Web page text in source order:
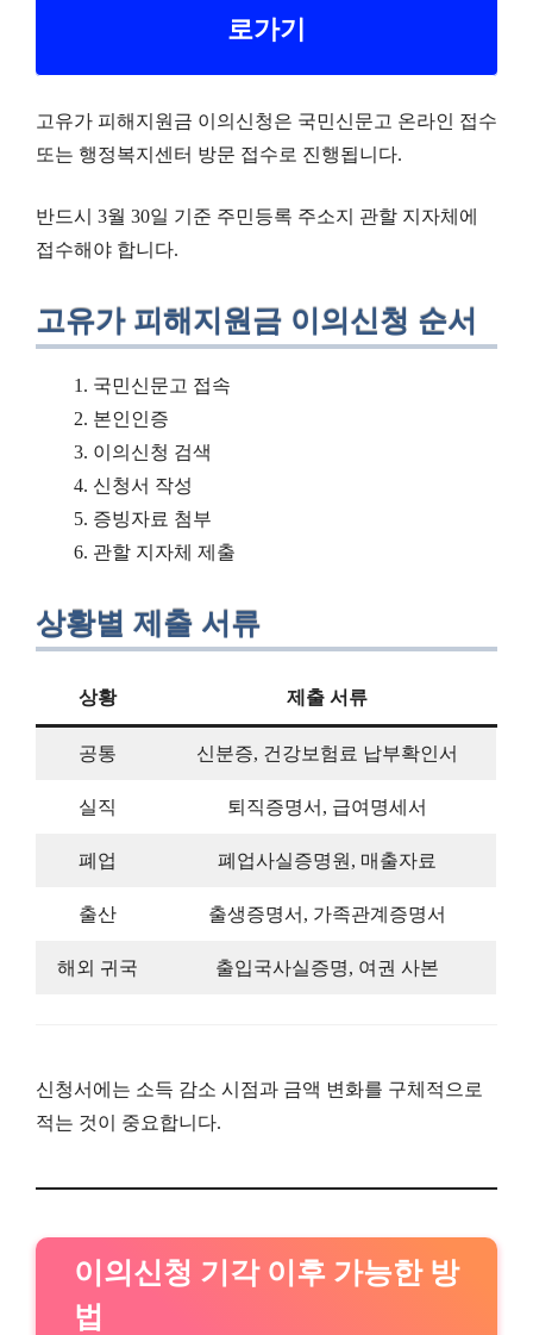
로가기
고유가 피해지원금 이의신청은 국민신문고 온라인 접수
또는 행정복지센터 방문 접수로 진행됩니다.
반드시 3월 30일 기준 주민등록 주소지 관할 지자체에
접수해야 합니다.
고유가 피해지원금 이의신청 순서
국민신문고 접속
본인인증
이의신청 검색
신청서 작성
증빙자료 첨부
관할 지자체 제출
상황별 제출 서류
상황 제출 서류
공통 신분증, 건강보험료 납부확인서
실직 퇴직증명서, 급여명세서
폐업 폐업사실증명원, 매출자료
출산 출생증명서, 가족관계증명서
해외 귀국 출입국사실증명, 여권 사본
신청서에는 소득 감소 시점과 금액 변화를 구체적으로
적는 것이 중요합니다.
이의신청 기각 이후 가능한 방
법